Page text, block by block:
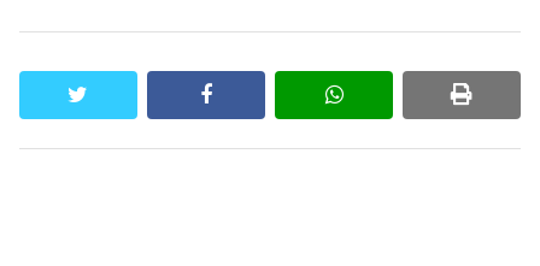
facebook whatsapp print